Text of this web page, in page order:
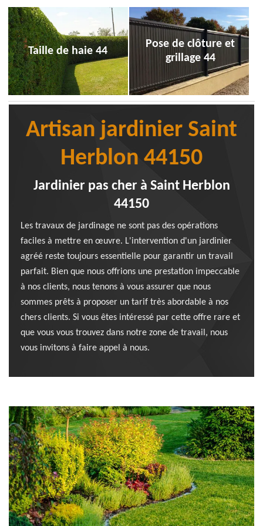
Taille de haie 44
Pose de clôture et
grillage 44
Artisan jardinier Saint
Herblon 44150
Jardinier pas cher à Saint Herblon
44150
Les travaux de jardinage ne sont pas des opérations
faciles à mettre en œuvre. L'intervention d'un jardinier
agréé reste toujours essentielle pour garantir un travail
parfait. Bien que nous offrions une prestation impeccable
à nos clients, nous tenons à vous assurer que nous
sommes prêts à proposer un tarif très abordable à nos
chers clients. Si vous êtes intéressé par cette offre rare et
que vous vous trouvez dans notre zone de travail, nous
vous invitons à faire appel à nous.